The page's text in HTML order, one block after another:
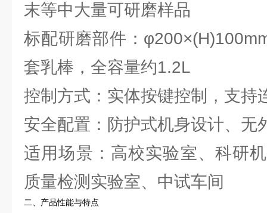
末等中大量可研磨样品
标配研磨部件：
套乳棒，全容量约1.2L
控制方式：实体按键控制，支持
安全配置：防护式机身设计、无
适用场景：高校实验室、科研
质量检测实验室、中试车间
二、产品性能与特点